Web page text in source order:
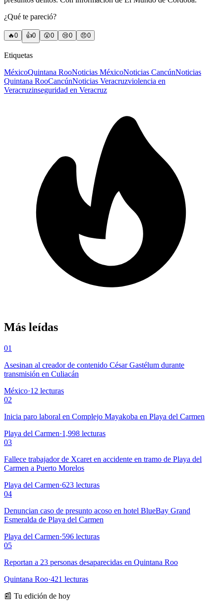
¿Qué te pareció?
🔥0 👍0 😲0 😢0 😠0
Etiquetas
MéxicoQuintana RooNoticias MéxicoNoticias CancúnNoticias
Quintana RooCancúnNoticias Veracruzviolencia en
Veracruzinseguridad en Veracruz
Más leídas
01
Asesinan al creador de contenido César Gastélum durante
transmisión en Culiacán
México·12 lecturas
02
Inicia paro laboral en Complejo Mayakoba en Playa del Carmen
Playa del Carmen·1,998 lecturas
03
Fallece trabajador de Xcaret en accidente en tramo de Playa del
Carmen a Puerto Morelos
Playa del Carmen·623 lecturas
04
Denuncian caso de presunto acoso en hotel BlueBay Grand
Esmeralda de Playa del Carmen
Playa del Carmen·596 lecturas
05
Reportan a 23 personas desaparecidas en Quintana Roo
Quintana Roo·421 lecturas
📰 Tu edición de hoy